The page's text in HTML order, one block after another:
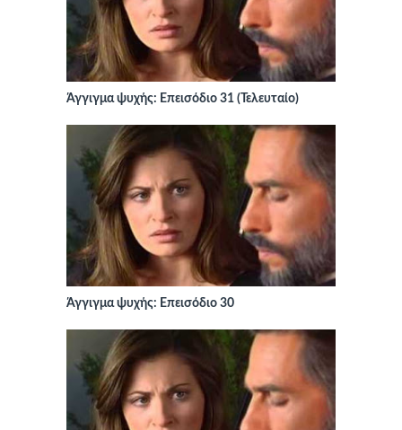
Άγγιγμα ψυχής: Επεισόδιο 31 (Τελευταίο)
Άγγιγμα ψυχής: Επεισόδιο 30